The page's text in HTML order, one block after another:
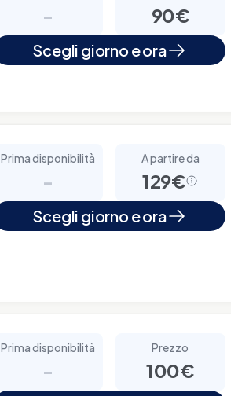
- 90€
Scegli giorno e ora
Prima disponibilità
-
A partire da
129€
Scegli giorno e ora
Prima disponibilità
-
Prezzo
100€